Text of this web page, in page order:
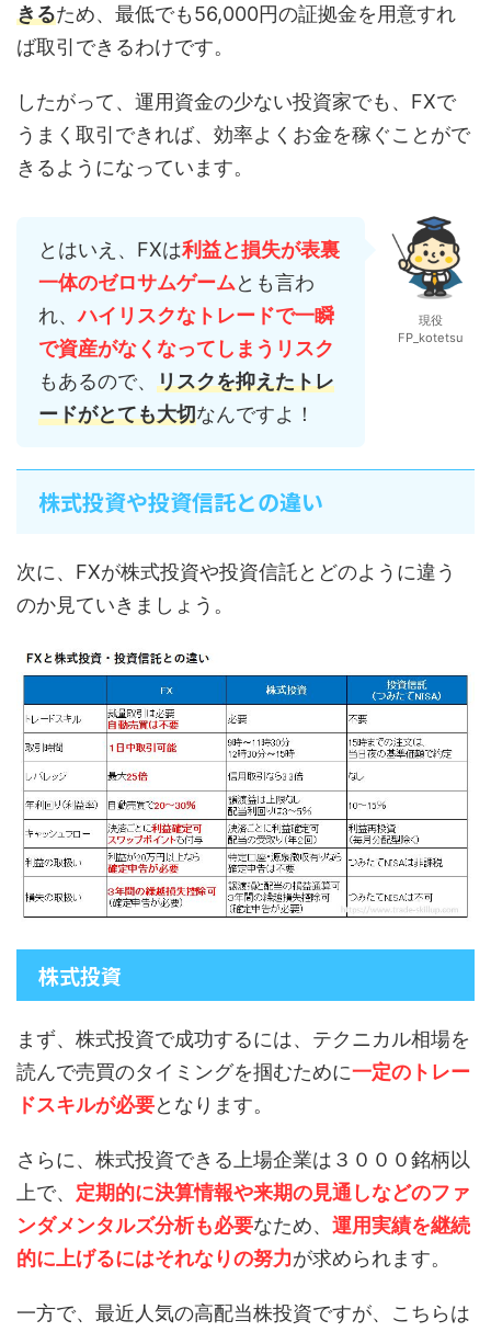
きるため、最低でも56,000円の証拠金を用意すれ
ば取引できるわけです。
したがって、運用資金の少ない投資家でも、FXで
うまく取引できれば、効率よくお金を稼ぐことがで
きるようになっています。
とはいえ、FXは利益と損失が表裏
一体のゼロサムゲームとも言わ
れ、ハイリスクなトレードで一瞬
で資産がなくなってしまうリスク
もあるので、 リスクを抑えたトレ
ードがとても大切なんですよ！
現役
FP_kotetsu
株式投資や投資信託との違い
次に、FXが株式投資や投資信託とどのように違う
のか見ていきましょう。
株式投資
まず、株式投資で成功するには、テクニカル相場を
読んで売買のタイミングを掴むために一定のトレー
ドスキルが必要となります。
さらに、株式投資できる上場企業は３０００銘柄以
上で、 定期的に決算情報や来期の見通しなどのファ
ンダメンタルズ分析も必要なため、 運用実績を継続
的に上げるにはそれなりの努力が求められます。
一方で、最近人気の高配当株投資ですが、こちらは